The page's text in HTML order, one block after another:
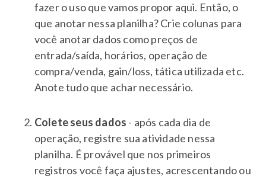
fazer o uso que vamos propor aqui. Então, o
que anotar nessa planilha? Crie colunas para
você anotar dados como preços de
entrada/saída, horários, operação de
compra/venda, gain/loss, tática utilizada etc.
Anote tudo que achar necessário.
Colete seus dados - após cada dia de
operação, registre sua atividade nessa
planilha. É provável que nos primeiros
registros você faça ajustes, acrescentando ou